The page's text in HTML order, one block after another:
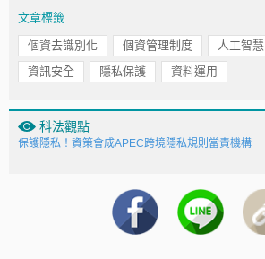
文章標籤
個資去識別化 個資管理制度 人工智慧
資訊安全
隱私保護 資料運用
科法觀點
保護隱私！資策會成APEC跨境隱私規則當責機構